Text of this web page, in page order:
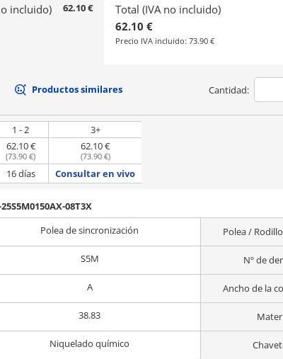
incluido) 62.10 €
Total (IVA no incluido)
62.10 €
Precio IVA incluido: 73.90 €
Productos similares Cantidad:
1 - 2
3+
62.10 €
(73.90 €)
62.10 €
(73.90 €)
16 días Consultar en vivo
08T3X
Polea de sincronización Polea /
S5M Nº de
A Ancho de la
38.83
Niquelado químico